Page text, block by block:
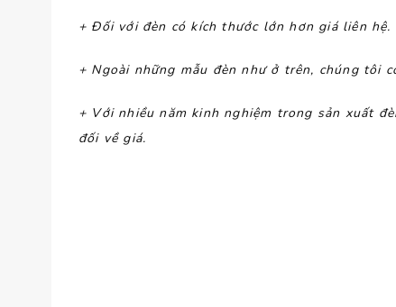
+ Đối với đèn có kích thước lớn hơn giá liên hệ.
+ Ngoài những mẫu đèn như ở trên, chúng tôi
+ Với nhiều năm kinh nghiệm trong sản xuất
đối về giá.